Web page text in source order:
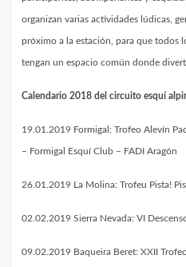
organizan varias actividades lúdicas,
próximo a la estación, para que todos
tengan un espacio común donde
Calendario 2018 del circuito esquí
19.01.2019 Formigal: Trofeo Alevín
– Formigal Esquí Club – FADI Aragón
26.01.2019 La Molina: Trofeu Pista!
02.02.2019 Sierra Nevada: VI
09.02.2019 Baqueira Beret: XXII